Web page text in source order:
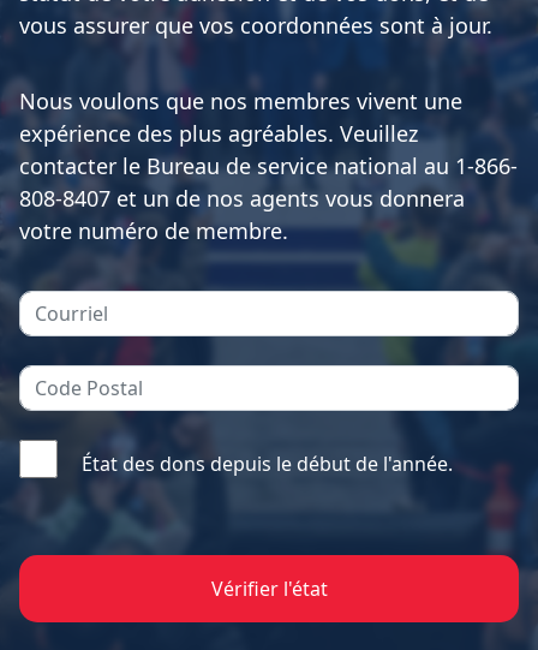
vous assurer que vos coordonnées sont à jour.
Nous voulons que nos membres vivent une
expérience des plus agréables. Veuillez
contacter le Bureau de service national au 1-866-
808-8407 et un de nos agents vous donnera
votre numéro de membre.
État des dons depuis le début de l'année.
Vérifier l'état